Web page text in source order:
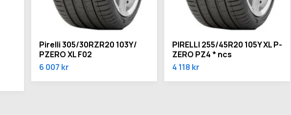
Pirelli 305/30RZR20 103Y/
PZERO XL F02
6 007 kr
PIRELLI 255/45R20 105Y XL P-
ZERO PZ4 * ncs
4 118 kr